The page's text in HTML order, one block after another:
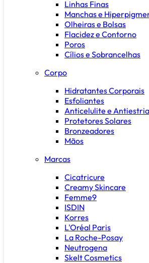
Linhas Finas
Manchas e
Olheiras e Bolsas
Flacidez e Contorno
Poros
Cílios e Sobrancelhas
Corpo
Hidratantes Corporais
Esfoliantes
Anticelulite e
Protetores Solares
Bronzeadores
Mãos
Marcas
Cicatricure
Creamy Skincare
Femme9
ISDIN
Korres
L'Oréal Paris
La Roche-Posay
Neutrogena
Skelt Cosmetics